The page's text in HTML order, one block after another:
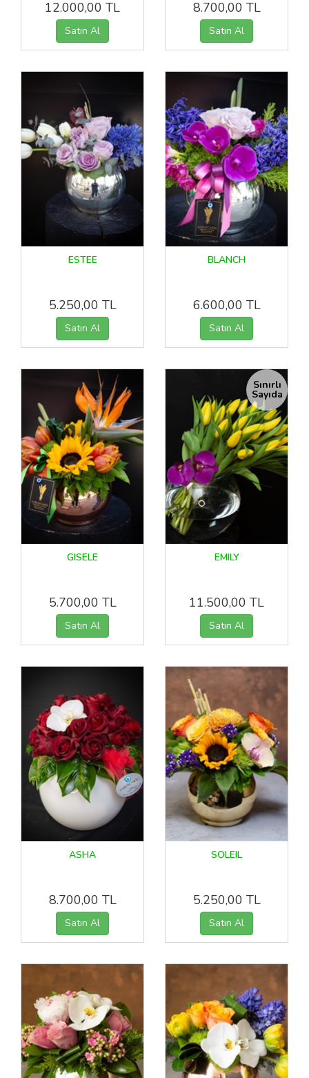
12.000,00 TL 8.700,00 TL
ESTEE
5.250,00 TL
BLANCH
6.600,00 TL
GISELE
5.700,00 TL
Sınırlı
Sayıda
EMILY
11.500,00 TL
ASHA
8.700,00 TL
SOLEIL
5.250,00 TL